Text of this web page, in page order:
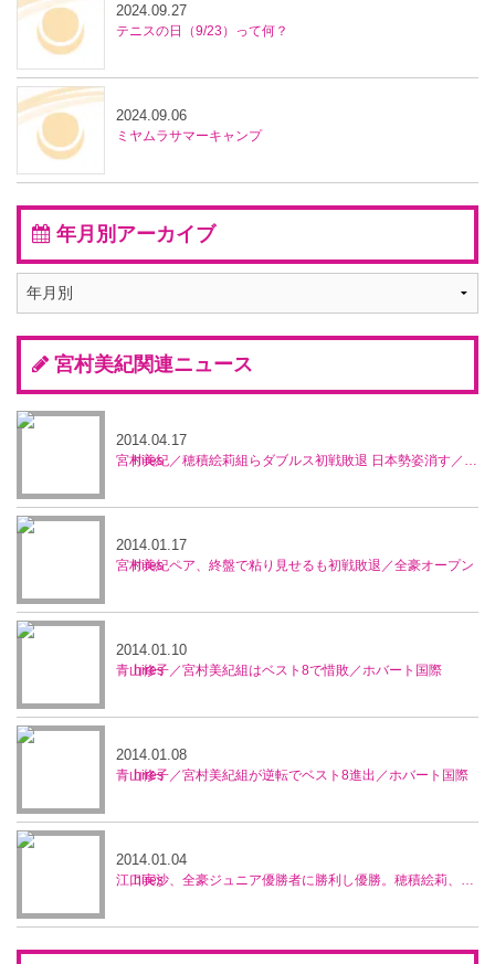
テニスの日（9/23）って何？
2024.09.27
ミヤムラサマーキャンプ
2024.09.06
年月別アーカイブ
宮村美紀関連ニュース
宮村美紀／穂積絵莉組らダブルス初戦敗退 日本勢姿消す／マレーシア・オープン
2014.04.17
宮村美紀ペア、終盤で粘り見せるも初戦敗退／全豪オープン
2014.01.17
青山修子／宮村美紀組はベスト8で惜敗／ホバート国際
2014.01.10
青山修子／宮村美紀組が逆転でベスト8進出／ホバート国際
2014.01.08
江口実沙、全豪ジュニア優勝者に勝利し優勝。穂積絵莉、宮村美紀ペアが準優勝／ブルネイ5万ドル大会
2014.01.04